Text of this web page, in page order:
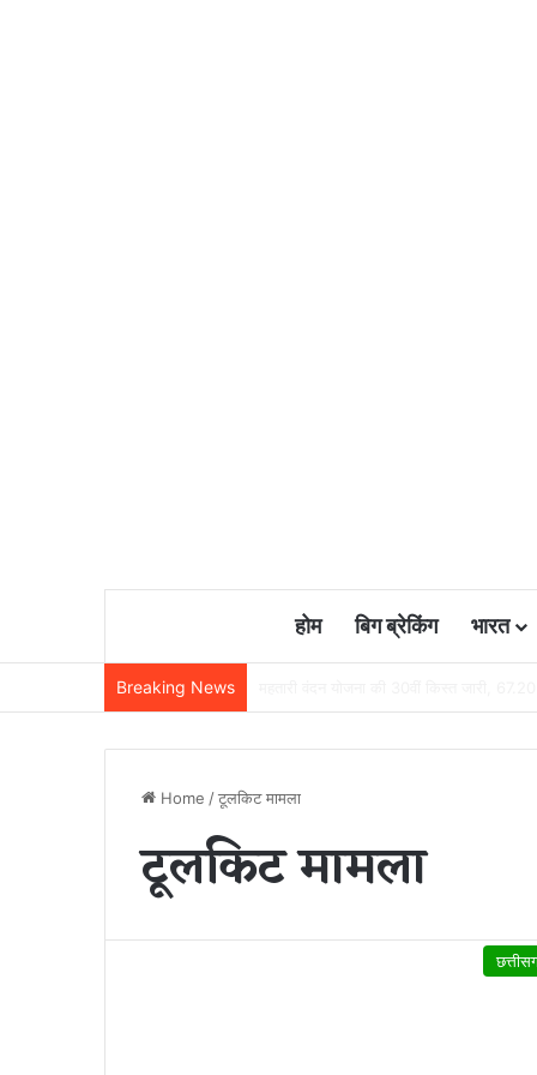
होम बिग ब्रेकिंग भारत
Breaking News
Home /टूलकिट मामला
टूलकिट मामला